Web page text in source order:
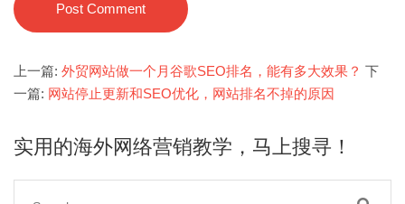
Post Comment
上一篇: 外贸网站做一个月谷歌SEO排名，能有多大效果？ 下
一篇: 网站停止更新和SEO优化，网站排名不掉的原因
实用的海外网络营销教学，马上搜寻！